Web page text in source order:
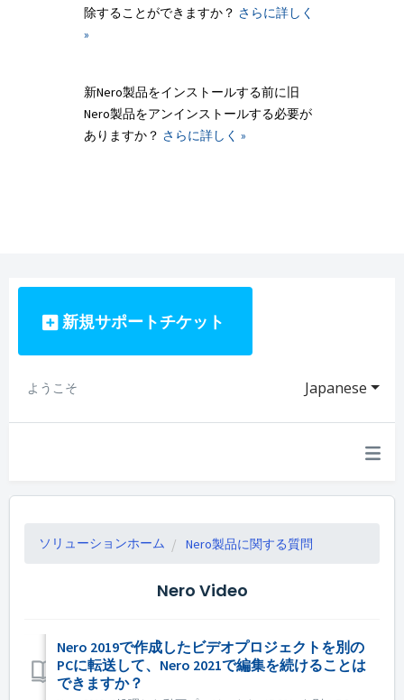
除することができますか？ さらに詳しく
»
新Nero製品をインストールする前に旧
Nero製品をアンインストールする必要が
ありますか？ さらに詳しく »
新規サポートチケット
Japanese
ようこそ
ソリューションホーム Nero製品に関する質問
Nero Video
Nero 2019で作成したビデオプロジェクトを別の
PCに転送して、Nero 2021で編集を続けることは
できますか？